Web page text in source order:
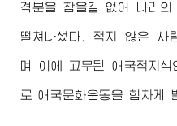
격분을 참을길 없어 나라
떨쳐나섰다. 적지 않은 사
며 이에 고무된 애국적지식
로 애국문화운동을 힘차게